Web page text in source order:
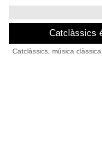
Catclàssics
Catclàssics, música